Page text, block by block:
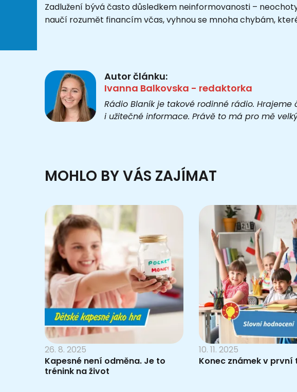
Zadlužení bývá často důsledkem neinformovanosti –
naučí rozumět financím včas, vyhnou se mnoha chybám,
Autor článku:
Ivanna Balkovska - redaktorka
Rádio Blaník je takové rodinné rádio.
i užitečné informace. Právě to má pro mě
MOHLO BY VÁS ZAJÍMAT
26. 8. 2025
Kapesné není odměna. Je to
trénink na život
10. 11. 2025
Konec známek v první